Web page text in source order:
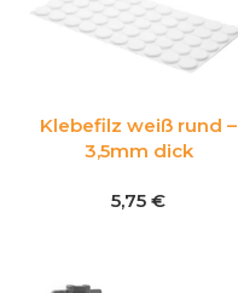
Klebefilz weiß rund –
3,5mm dick
5,75 €